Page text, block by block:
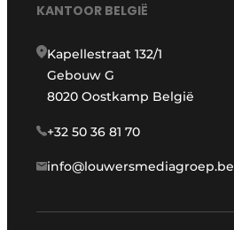
KANTOOR BELGIË
Kapellestraat 132/1
Gebouw G
8020 Oostkamp België
+32 50 36 81 70
info@louwersmediagroep.be